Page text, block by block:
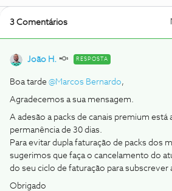
3 Comentários
João H. RESPOSTA
Boa tarde @Marcos Bernardo,
Agradecemos a sua mensagem.
A adesão a packs de canais premium está
permanência de 30 dias.
Para evitar dupla faturação de packs dos
sugerimos que faça o cancelamento do
do seu ciclo de faturação para subscrever
Obrigado